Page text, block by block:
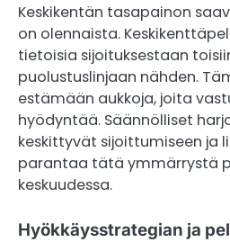
Keskikentän tasapainon
on olennaista.
tietoisia sijoituksestaan
puolustuslinjaan nähden.
estämään aukkoja, joita
hyödyntää. Säännölliset
keskittyvät sijoittumiseen ja
parantaa tätä ymmärrystä
keskuudessa.
Hyökkäysstrategian ja